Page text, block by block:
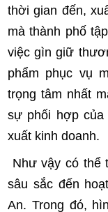
thời gian đến,
mà thành phố
việc gìn giữ
phẩm phục vụ
trọng tâm nhất
sự phối hợp của
xuất kinh doanh.
Như vậy có thể
sâu sắc đến
An. Trong đó,